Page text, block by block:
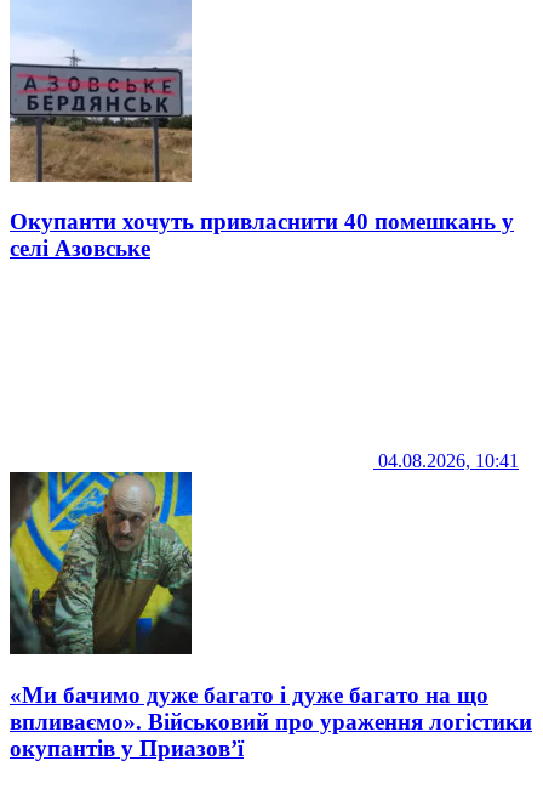
Окупанти хочуть привласнити 40 помешкань у
селі Азовське
04.08.2026, 10:41
«Ми бачимо дуже багато і дуже багато на що
впливаємо». Військовий про ураження логістики
окупантів у Приазов’ї